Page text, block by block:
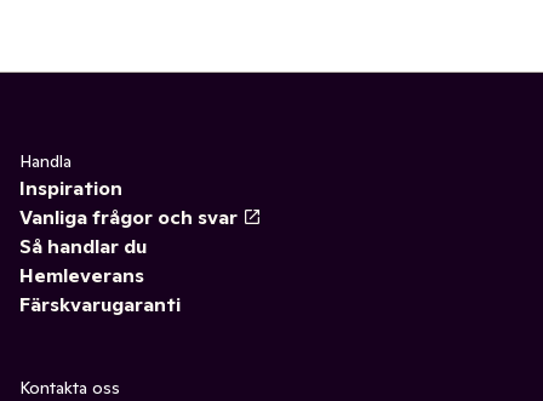
Handla
Inspiration
Vanliga frågor och svar
Så handlar du
Hemleverans
Färskvarugaranti
Kontakta oss